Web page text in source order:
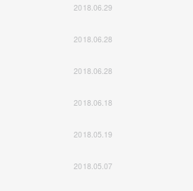
2018.06.29
2018.06.28
2018.06.28
2018.06.18
2018.05.19
2018.05.07